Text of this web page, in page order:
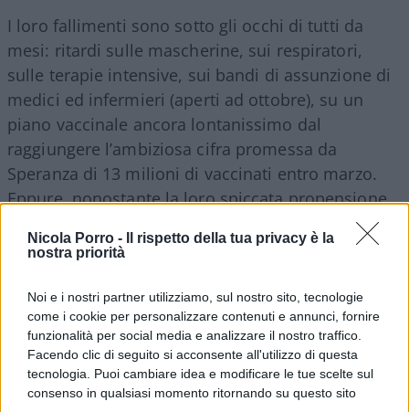
Nicola Porro -
Il rispetto della tua privacy è la
nostra priorità
Noi e i nostri partner utilizziamo, sul nostro sito, tecnologie
come i cookie per personalizzare contenuti e annunci, fornire
funzionalità per social media e analizzare il nostro traffico.
Facendo clic di seguito si acconsente all'utilizzo di questa
tecnologia. Puoi cambiare idea e modificare le tue scelte sul
consenso in qualsiasi momento ritornando su questo sito
I loro fallimenti sono sotto gli occhi di tutti da
mesi: ritardi sulle mascherine, sui respiratori,
sulle terapie intensive, sui bandi di assunzione di
medici ed infermieri (aperti ad ottobre), su un
piano vaccinale ancora lontanissimo dal
raggiungere l’ambiziosa cifra promessa da
Speranza di 13 milioni di vaccinati entro marzo.
Eppure, nonostante la loro spiccata propensione
al fallimento, li ritroviamo ancora al loro posto,
con la solita mentalitàchiusuristagià praticata, a
delle piste da sci.
Un primo segnale sembra però arrivare. Infatti, si
ha un’inversione di rotta sul coordinamento delle
fasi vaccinali: Regioni, medici ed Asl dovranno